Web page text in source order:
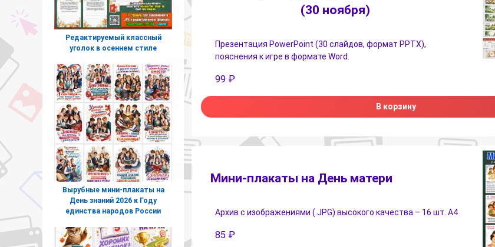
(30 ноября)
Презентация PowerPoint (30 слайдов, формат PPTX),
пояснения к игре в формате Word.
99 ₽
В корзину
Мини-плакаты на День матери
Архив с изображениями (.JPG) высокого качества – 16 шт. А4
85 ₽
Редактируемый классный
уголок в осеннем стиле
Вырубные мини-плакаты на
День знаний 2026 к Году
единства народов России